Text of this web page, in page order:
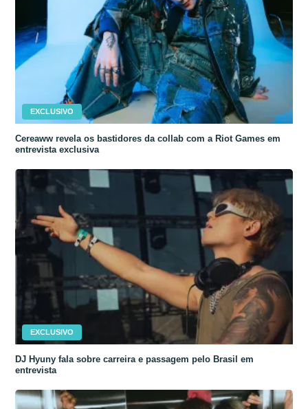
EXCLUSIVO
Cereaww revela os bastidores da collab com a Riot Games em
entrevista exclusiva
EXCLUSIVO
DJ Hyuny fala sobre carreira e passagem pelo Brasil em
entrevista